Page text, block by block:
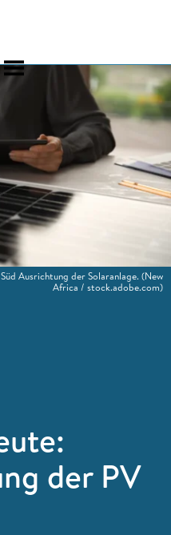
der PV
Ausrichtung der Solaranlage.(New
Africa / stock.adobe.com)